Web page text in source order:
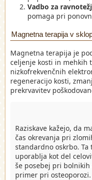
Vadbo za
pomaga pri
Magnetna terapija v
Magnetna terapija je
celjenje kosti in mehkih
nizkofrekvenčnih
regeneracijo kosti,
prekrvavitev
Raziskave kažejo, da
čas okrevanja pri
standardno oskrbo.
uporablja kot del
še posebej pri
primer pri osteoporozi.